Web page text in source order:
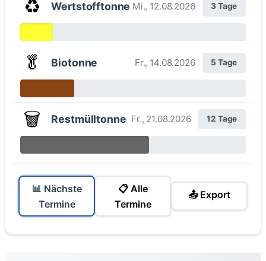
♻️ Wertstofftonne Mi., 12.08.2026 3 Tage
🥬 Biotonne Fr., 14.08.2026 5 Tage
🗑️ Restmülltonne Fr., 21.08.2026 12 Tage
📊 Nächste
Termine
📋 Alle
Termine
📤 Export